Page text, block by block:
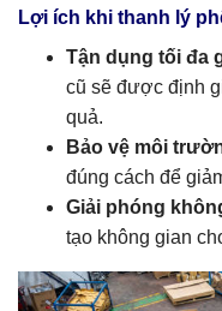
Lợi ích khi thanh lý
Tận dụng tối đa
cũ sẽ được định
quả.
Bảo vệ môi
đúng cách để
Giải phóng
tạo không gian